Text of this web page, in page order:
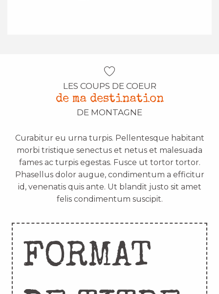
LES COUPS DE COEUR
de ma destination
DE MONTAGNE
Curabitur eu urna turpis. Pellentesque habitant
morbi tristique senectus et netus et malesuada
fames ac turpis egestas. Fusce ut tortor tortor.
Phasellus dolor augue, condimentum a efficitur
id, venenatis quis ante. Ut blandit justo sit amet
felis condimentum suscipit.
FORMAT